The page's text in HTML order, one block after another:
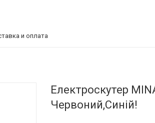
и оплата
Eлектроскутер
Червоний,Синій!